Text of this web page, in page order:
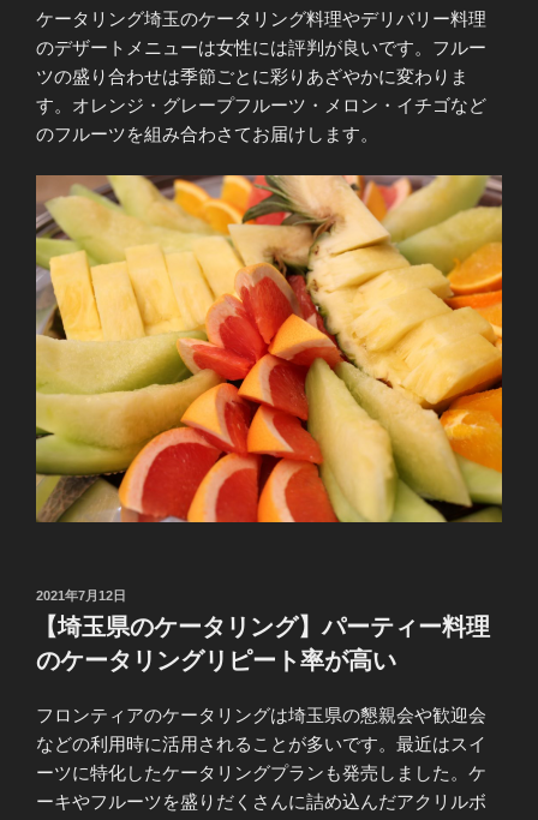
ケータリング埼玉のケータリング料理やデリバリー料理
のデザートメニューは女性には評判が良いです。フルー
ツの盛り合わせは季節ごとに彩りあざやかに変わりま
す。オレンジ・グレープフルーツ・メロン・イチゴなど
のフルーツを組み合わさてお届けします。
投
日:
2021年7月12日
【埼玉県のケータリング】パーティー料理
のケータリングリピート率が高い
フロンティアのケータリングは埼玉県の懇親会や歓迎会
などの利用時に活用されることが多いです。最近はスイ
ーツに特化したケータリングプランも発売しました。ケ
ーキやフルーツを盛りだくさんに詰め込んだアクリルボ